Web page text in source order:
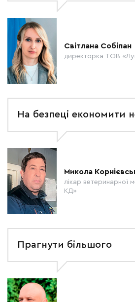
Світлана Собіпан
директорка ТОВ
На безпеці економити
Микола
лікар ветеринарної
КД»
Прагнути більшого